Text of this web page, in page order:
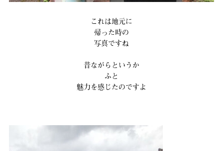
これは地元に
帰った時の
写真ですね
昔ながらというか
ふと
魅力を感じたのですよ